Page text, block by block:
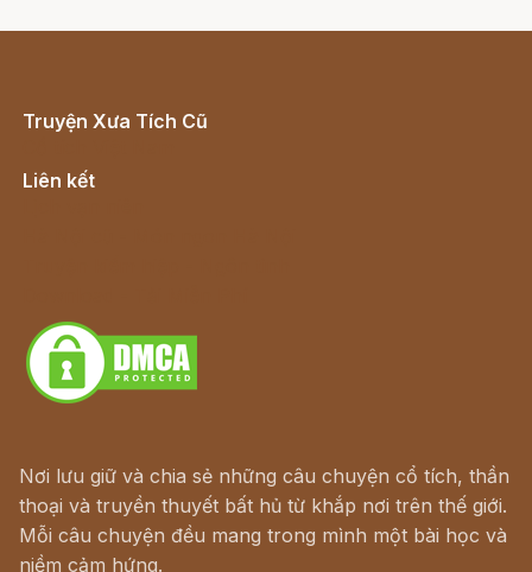
Truyện Xưa Tích Cũ
Liên kết
Nơi lưu giữ và chia sẻ những câu chuyện cổ tích, thần
thoại và truyền thuyết bất hủ từ khắp nơi trên thế giới.
Mỗi câu chuyện đều mang trong mình một bài học và
niềm cảm hứng.